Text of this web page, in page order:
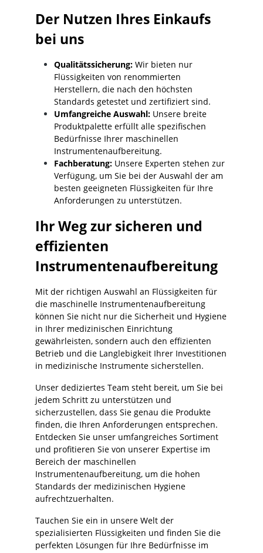
Der Nutzen Ihres Einkaufs
bei uns
Qualitätssicherung: Wir bieten nur
Flüssigkeiten von renommierten
Herstellern, die nach den höchsten
Standards getestet und zertifiziert sind.
Umfangreiche Auswahl: Unsere breite
Produktpalette erfüllt alle spezifischen
Bedürfnisse Ihrer maschinellen
Instrumentenaufbereitung.
Fachberatung: Unsere Experten stehen zur
Verfügung, um Sie bei der Auswahl der am
besten geeigneten Flüssigkeiten für Ihre
Anforderungen zu unterstützen.
Ihr Weg zur sicheren und
effizienten
Instrumentenaufbereitung
Mit der richtigen Auswahl an Flüssigkeiten für
die maschinelle Instrumentenaufbereitung
können Sie nicht nur die Sicherheit und Hygiene
in Ihrer medizinischen Einrichtung
gewährleisten, sondern auch den effizienten
Betrieb und die Langlebigkeit Ihrer Investitionen
in medizinische Instrumente sicherstellen.
Unser dediziertes Team steht bereit, um Sie bei
jedem Schritt zu unterstützen und
sicherzustellen, dass Sie genau die Produkte
finden, die Ihren Anforderungen entsprechen.
Entdecken Sie unser umfangreiches Sortiment
und profitieren Sie von unserer Expertise im
Bereich der maschinellen
Instrumentenaufbereitung, um die hohen
Standards der medizinischen Hygiene
aufrechtzuerhalten.
Tauchen Sie ein in unsere Welt der
spezialisierten Flüssigkeiten und finden Sie die
perfekten Lösungen für Ihre Bedürfnisse im